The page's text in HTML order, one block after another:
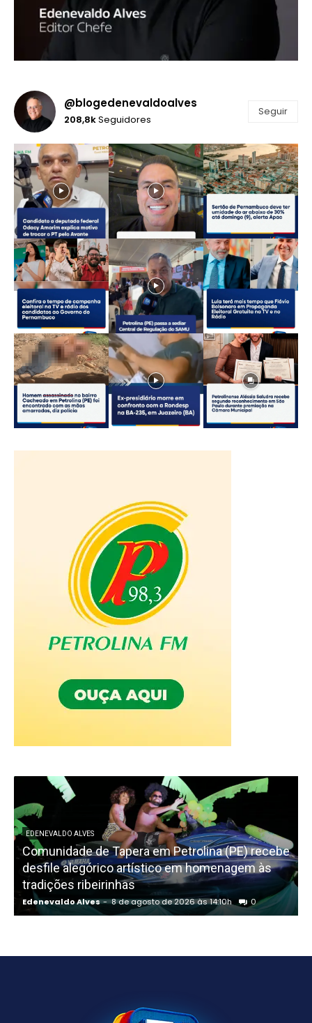
@blogedenevaldoalves
208,8kSeguidores
Seguir
EDENEVALDO ALVES
Comunidade de Tapera em Petrolina (PE) recebe
desfile alegórico artístico em homenagem às
tradições ribeirinhas
Edenevaldo Alves - 8 de agosto de 2026 às 14:10h 0